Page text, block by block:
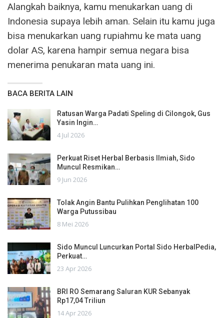
Alangkah baiknya, kamu menukarkan uang di
Indonesia supaya lebih aman. Selain itu kamu juga
bisa menukarkan uang rupiahmu ke mata uang
dolar AS, karena hampir semua negara bisa
menerima penukaran mata uang ini.
BACA BERITA LAIN
Ratusan Warga Padati Speling di Cilongok, Gus
Yasin Ingin…
4 Jul 2026
Perkuat Riset Herbal Berbasis Ilmiah, Sido
Muncul Resmikan…
9 Jun 2026
Tolak Angin Bantu Pulihkan Penglihatan 100
Warga Putussibau
8 Mei 2026
Sido Muncul Luncurkan Portal Sido HerbalPedia,
Perkuat…
23 Apr 2026
BRI RO Semarang Saluran KUR Sebanyak
Rp17,04 Triliun
14 Apr 2026